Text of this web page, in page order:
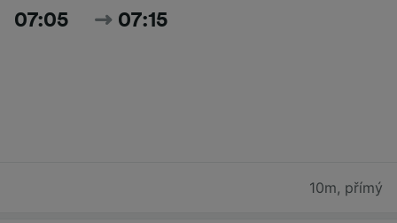
07:05 07:15
10m, přímý